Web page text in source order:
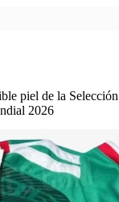
piel de la Selección
2026